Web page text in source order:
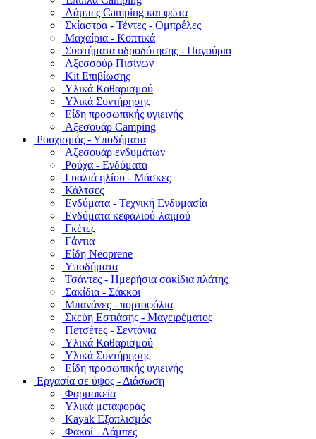
Λάμπες Camping και φώτα
Σκίαστρα - Τέντες - Ομπρέλες
Μαχαίρια - Κοπτικά
Συστήματα υδροδότησης - Παγούρια
Αξεσσούρ Πισίνων
Kit Επιβίωσης
Υλικά Καθαρισμού
Υλικά Συντήρησης
Είδη προσωπικής υγιεινής
Αξεσουάρ Camping
Ρουχισμός - Υποδήματα
Αξεσουάρ ενδυμάτων
Ρούχα - Ενδύματα
Γυαλιά ηλίου - Μάσκες
Κάλτσες
Ενδύματα - Τεχνική Ενδυμασία
Ενδύματα κεφαλιού-λαιμού
Γκέτες
Γάντια
Είδη Neoprene
Υποδήματα
Τσάντες - Ημερήσια σακίδια πλάτης
Σακίδια - Σάκκοι
Μπανάνες - πορτοφόλια
Σκεύη Εστιάσης - Μαγειρέματος
Πετσέτες - Σεντόνια
Υλικά Καθαρισμού
Υλικά Συντήρησης
Είδη προσωπικής υγιεινής
Εργασία σε ύψος - Διάσωση
Φαρμακεία
Υλικά μεταφοράς
Kayak Εξοπλισμός
Φακοί - Λάμπες